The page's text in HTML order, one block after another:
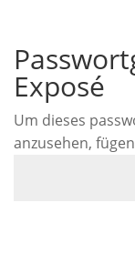
Exposé
Um dieses
anzusehen,